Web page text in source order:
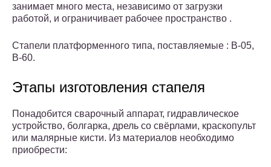
занимает много места, независимо от загрузки
работой, и ограничивает рабочее пространство .
Стапели платформенного типа, поставляемые : B-05,
B-60.
Этапы изготовления стапеля
Понадобится сварочный аппарат, гидравлическое
устройство, болгарка, дрель со свёрлами, краскопульт
или малярные кисти. Из материалов необходимо
приобрести: